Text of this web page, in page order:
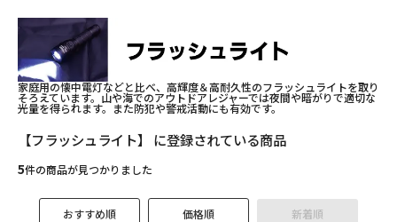
ゴリーから探す
ンドから探す
別で探す
テンツ
家庭用の懐中電灯などと比べ、高輝度＆高耐久性のフラッシュライトを取り
そろえています。山や海でのアウトドアレジャーでは夜間や暗がりで適切な
光量を得られます。また防犯や警戒活動にも有効です。
【フラッシュライト】 に登録されている商品
5件の商品が見つかりました
おすすめ順 価格順 新着順